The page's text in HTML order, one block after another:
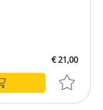
€ 21,00